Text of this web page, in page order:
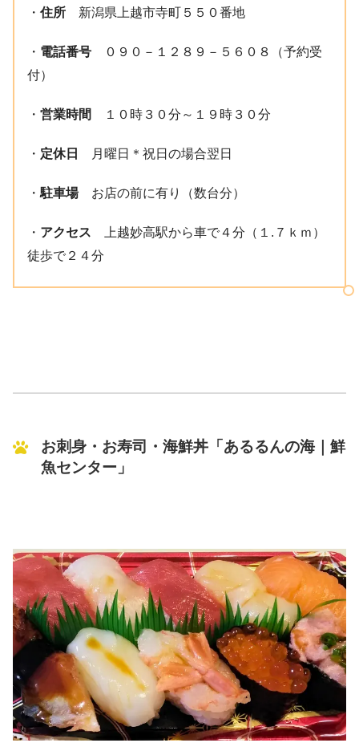
・ 住所 新潟県上越市寺町５５０番地
・ 電話番号 ０９０－１２８９－５６０８（予約受
付）
・ 営業時間 １０時３０分～１９時３０分
・ 定休日 月曜日＊祝日の場合翌日
・ 駐車場お店の前に有り（数台分）
・ アクセス 上越妙高駅から車で４分（１.７ｋｍ）
徒歩で２４分
お刺身・お寿司・海鮮丼「あるるんの海｜鮮
魚センター」